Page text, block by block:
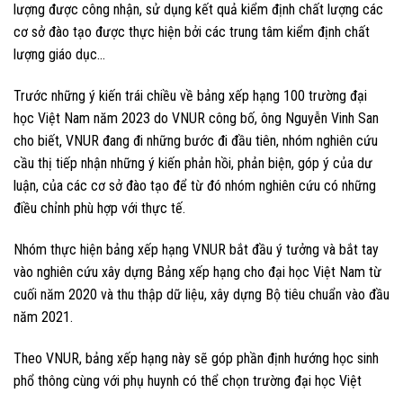
lượng được công nhận, sử dụng kết quả kiểm định chất lượng các
cơ sở đào tạo được thực hiện bởi các trung tâm kiểm định chất
lượng giáo dục…
Trước những ý kiến trái chiều về bảng xếp hạng 100 trường đại
học Việt Nam năm 2023 do VNUR công bố, ông Nguyễn Vinh San
cho biết, VNUR đang đi những bước đi đầu tiên, nhóm nghiên cứu
cầu thị tiếp nhận những ý kiến phản hồi, phản biện, góp ý của dư
luận, của các cơ sở đào tạo để từ đó nhóm nghiên cứu có những
điều chỉnh phù hợp với thực tế.
Nhóm thực hiện bảng xếp hạng VNUR bắt đầu ý tưởng và bắt tay
vào nghiên cứu xây dựng Bảng xếp hạng cho đại học Việt Nam từ
cuối năm 2020 và thu thập dữ liệu, xây dựng Bộ tiêu chuẩn vào đầu
năm 2021.
Theo VNUR, bảng xếp hạng này sẽ góp phần định hướng học sinh
phổ thông cùng với phụ huynh có thể chọn trường đại học Việt